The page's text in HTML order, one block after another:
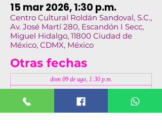
15 mar 2026, 1:30 p.m.
Centro Cultural Roldán Sandoval, S.C.,
Av. José Martí 280, Escandón I Secc,
Miguel Hidalgo, 11800 Ciudad de
México, CDMX, México
Otras fechas
dom 09 de ago, 1:30 p.m.
dom 23 de ago, 1:30 p.m.
Ver 4 fechas